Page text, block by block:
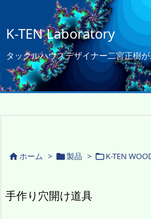
K-TEN Laboratory
タックルハウスデザイナー二宮正樹
ホーム > 製品 > K-TEN
手作り穴開け道具